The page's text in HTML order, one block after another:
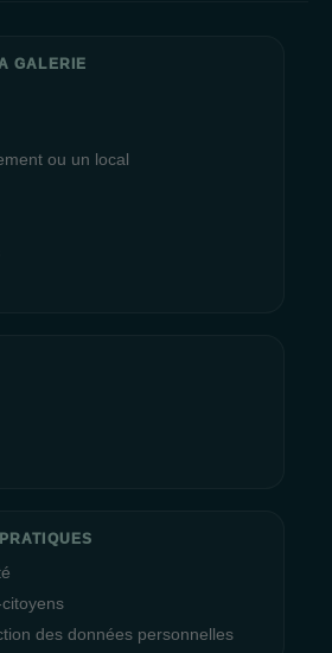
GALERIE
ou un local
des données personnelles